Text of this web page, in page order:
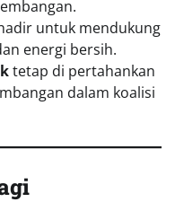
untuk mendukung
energi bersih.
tetap di pertahankan
dalam koalisi